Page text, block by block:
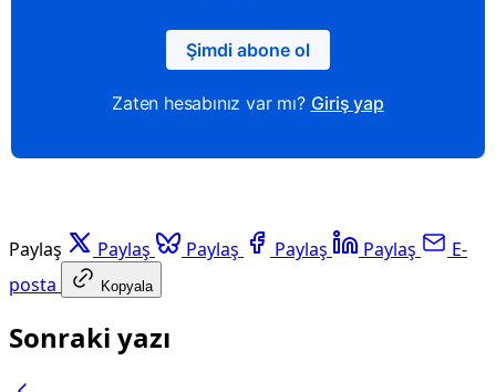
Şimdi abone ol
Zaten hesabınız var mı? Giriş yap
Paylaş Paylaş Paylaş Paylaş Paylaş
E-
posta
Kopyala
Sonraki yazı